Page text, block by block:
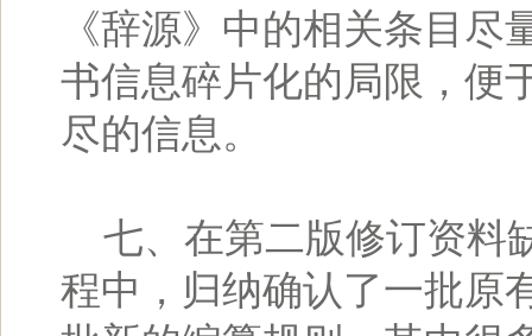
《辞源》中的相关条目
书信息碎片化的局限，便
尽的信息。
七、在第二版修订资料
程中，归纳确认了一批原